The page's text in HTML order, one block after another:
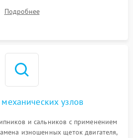
проводки и контактов.
Подробнее
узлов
и сальников с применением
изношенных щеток двигателя,